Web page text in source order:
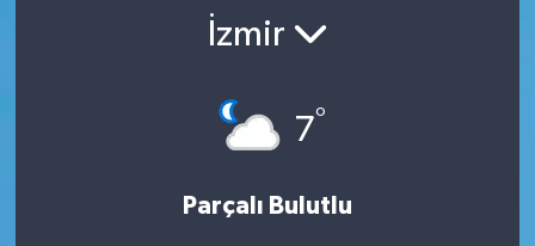
İzmir
7°
Parçalı Bulutlu